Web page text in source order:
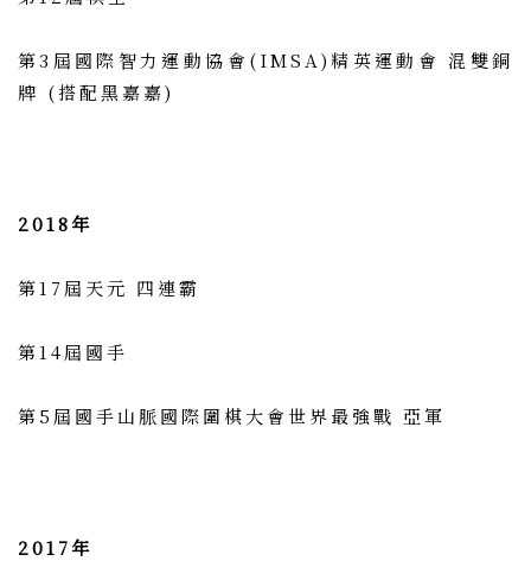
第3屆國際智力運動協會(IMSA)精英運動會 混雙銅
牌 (搭配黑嘉嘉)
2018年
第17屆天元 四連霸
第14屆國手
第5屆國手山脈國際圍棋大會世界最強戰 亞軍
2017年